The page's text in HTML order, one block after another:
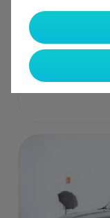
SPOTICAR
Casablanca